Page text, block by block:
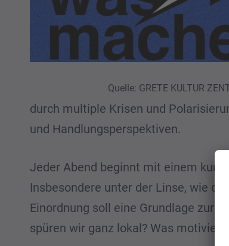
Quelle: GRETE KULTUR
durch multiple Krisen und
und Handlungsperspektiven.
Jeder Abend beginnt mit einem
Insbesondere unter der Linse, wie
Einordnung soll eine Grundlage zur
spüren wir ganz lokal? Was